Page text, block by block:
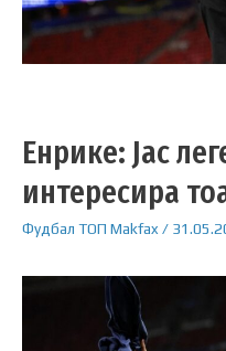
Енрике: Јас
интересира
Фудбал ТОП Makfax /